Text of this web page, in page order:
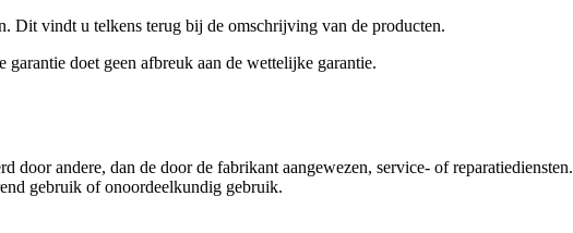
Dit vindt u telkens terug bij de omschrijving van de producten.
doet geen afbreuk aan de wettelijke garantie.
door andere, dan de door de fabrikant aangewezen, service- of reparatiediensten.
gebruik of onoordeelkundig gebruik.